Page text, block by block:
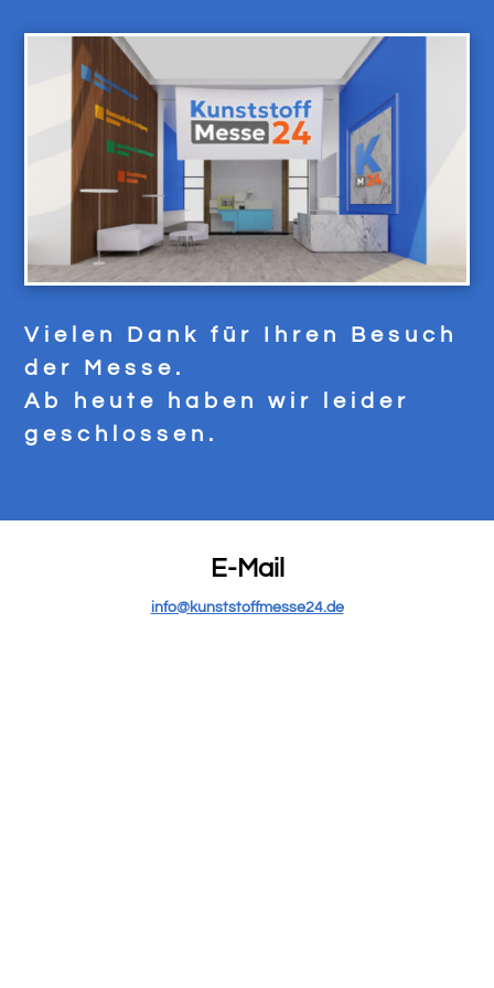
Vielen Dank für Ihren Besuch
der Messe.
Ab heute haben wir leider
geschlossen.
E-Mail
info@kunststoffmesse24.de